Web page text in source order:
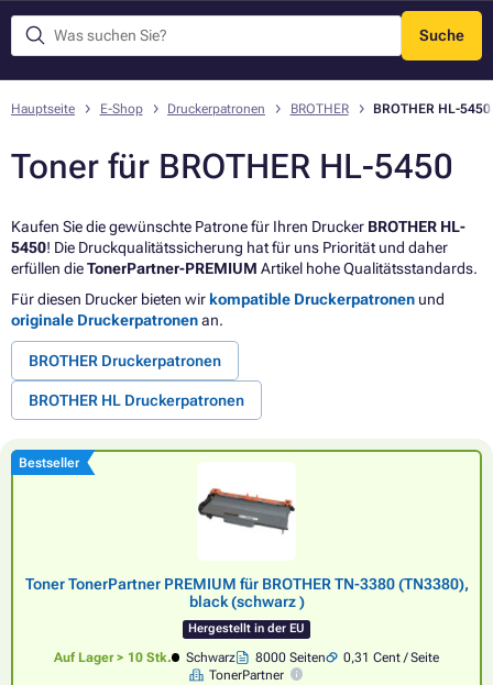
Suche
Menü
Hauptseite E-Shop Druckerpatronen BROTHER BROTHER HL-5450
Toner für BROTHER HL-5450
Kaufen Sie die gewünschte Patrone für Ihren Drucker BROTHER HL-
5450! Die Druckqualitätssicherung hat für uns Priorität und daher
erfüllen dieTonerPartner-PREMIUM Artikel hohe Qualitätsstandards.
Für diesen Drucker bieten wir kompatible Druckerpatronen und
originale Druckerpatronenan.
BROTHER Druckerpatronen
BROTHER HL Druckerpatronen
Bestseller
Toner TonerPartner PREMIUM für BROTHER TN-3380 (TN3380),
black (schwarz )
Hergestellt in der EU
Auf Lager > 10 Stk. Schwarz 8000 Seiten
0,31 Cent / Seite
TonerPartner